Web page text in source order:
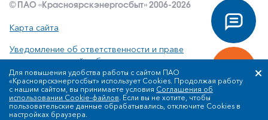
© ПАО «Красноярскэнергосбыт» 2006-2026
Карта сайта
Уведомление об ответственности и праве
интеллектуальной собственности
Политика ПАО «Красноярскэнергосбыт» в отношении
обработки персональных данных
Для повышения удобства работы с сайтом ПАО
«Красноярскэнергосбыт» использует Cookies. Продолжая работу
с нашим сайтом, вы принимаете условия Соглашения об
использовании Cookie-файлов. Если вы не хотите, чтобы
пользовательские данные обрабатывались, отключите Cookies в
настройках браузера.